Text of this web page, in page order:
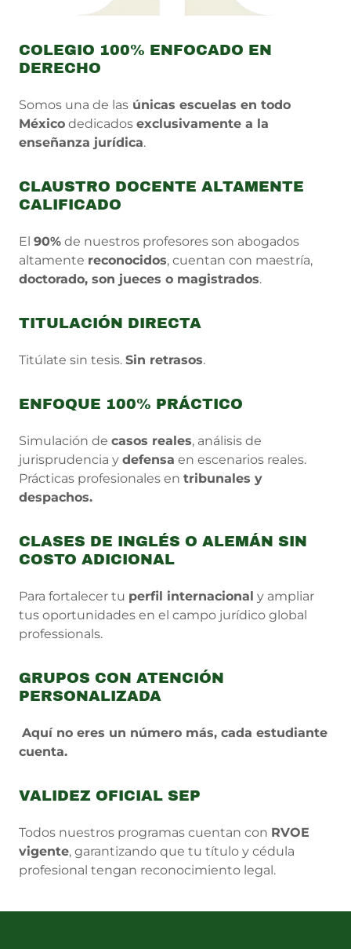
COLEGIO 100% ENFOCADO EN
DERECHO
Somos una de las únicas escuelas en todo
México dedicados exclusivamente a la
enseñanza jurídica.
CLAUSTRO DOCENTE ALTAMENTE
CALIFICADO
El 90% de nuestros profesores son abogados
altamente reconocidos, cuentan con maestría,
doctorado, son jueces o magistrados.
TITULACIÓN DIRECTA
Titúlate sin tesis. Sin retrasos.
ENFOQUE 100% PRÁCTICO
Simulación de casos reales, análisis de
jurisprudencia y defensa en escenarios reales.
Prácticas profesionales en tribunales y
despachos.
CLASES DE INGLÉS O ALEMÁN SIN
COSTO ADICIONAL
Para fortalecer tu perfil internacional y ampliar
tus oportunidades en el campo jurídico global
professionals.
GRUPOS CON ATENCIÓN
PERSONALIZADA
Aquí no eres un número más, cada estudiante
cuenta.
VALIDEZ OFICIAL SEP
Todos nuestros programas cuentan con RVOE
vigente, garantizando que tu título y cédula
profesional tengan reconocimiento legal.